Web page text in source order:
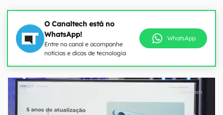
O Canaltech está no
WhatsApp!
Entre no canal e acompanhe
notícias e dicas de tecnologia
WhatsApp